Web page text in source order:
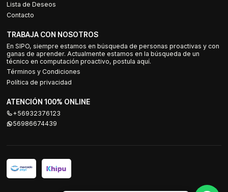
Lista de Deseos
Contacto
TRABAJA CON NOSOTROS
En SIPO, siempre estamos en búsqueda de personas proactivas y con
ganas de aprender. Actualmente estamos en la búsqueda de un
técnico en computación proactivo, postula aquí.
Términos y Condiciones
Política de privacidad
ATENCIÓN 100% ONLINE
+56932376123
56986674439